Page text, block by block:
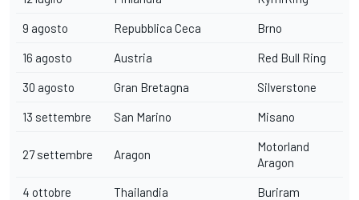
9 agosto Repubblica Ceca Brno
16 agosto Austria Red Bull Ring
30 agosto Gran Bretagna Silverstone
13 settembre San Marino Misano
27 settembre Aragon
Motorland
Aragon
4 ottobre Thailandia Buriram